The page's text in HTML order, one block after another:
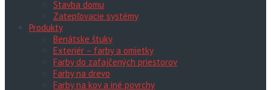
Stavba domu
Zatepľovacie systémy
Produkty
Benátske štuky
Exteriér – farby a omietky
Farby do zafajčených priestorov
Farby na drevo
Farby na kov a iné povrchy